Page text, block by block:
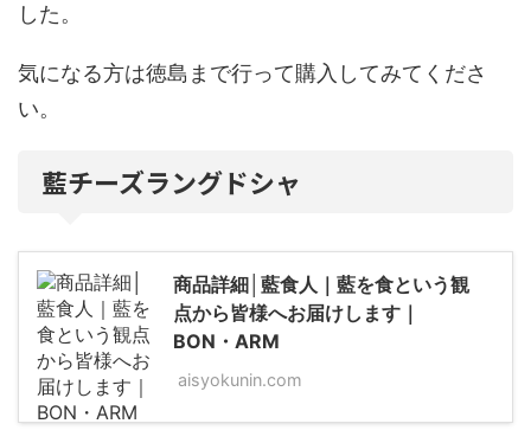
した。
気になる方は徳島まで行って購入してみてくださ
い。
藍チーズラングドシャ
商品詳細│藍食人｜藍を食という観
点から皆様へお届けします｜
BON・ARM
aisyokunin.com